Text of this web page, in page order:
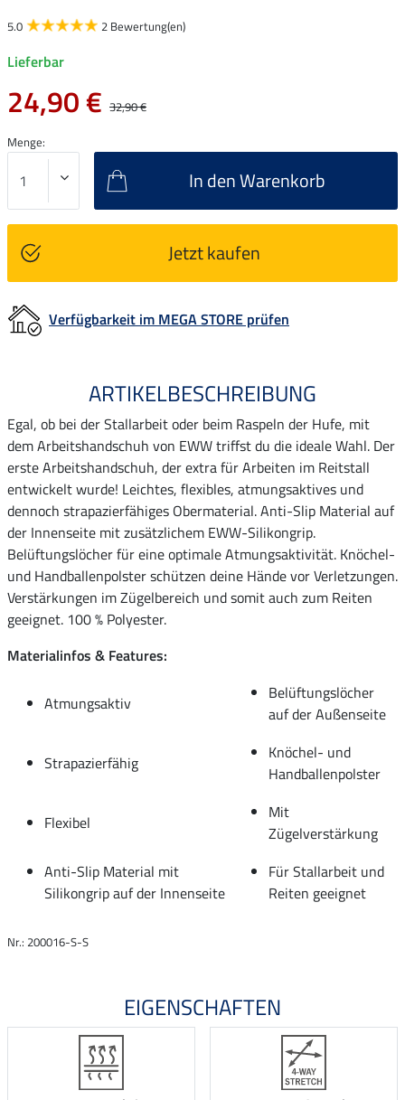
5.0 2 Bewertung(en)
Lieferbar
24,90 € 32,90 €
Menge:
In den Warenkorb
Jetzt kaufen
Verfügbarkeit im MEGA STORE prüfen
ARTIKELBESCHREIBUNG
Egal, ob bei der Stallarbeit oder beim Raspeln der Hufe, mit
dem Arbeitshandschuh von EWW triffst du die ideale Wahl. Der
erste Arbeitshandschuh, der extra für Arbeiten im Reitstall
entwickelt wurde! Leichtes, flexibles, atmungsaktives und
dennoch strapazierfähiges Obermaterial. Anti-Slip Material auf
der Innenseite mit zusätzlichem EWW-Silikongrip.
Belüftungslöcher für eine optimale Atmungsaktivität. Knöchel-
und Handballenpolster schützen deine Hände vor Verletzungen.
Verstärkungen im Zügelbereich und somit auch zum Reiten
geeignet. 100 % Polyester.
Materialinfos & Features:
Atmungsaktiv
Belüftungslöcher
auf der Außenseite
Strapazierfähig
Knöchel- und
Handballenpolster
Flexibel
Mit
Zügelverstärkung
Anti-Slip Material mit
Silikongrip auf der Innenseite
Für Stallarbeit und
Reiten geeignet
Nr.: 200016-S-S
EIGENSCHAFTEN